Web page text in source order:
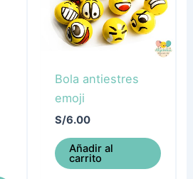
Bola antiestres
emoji
S/6.00
Añadir al
carrito